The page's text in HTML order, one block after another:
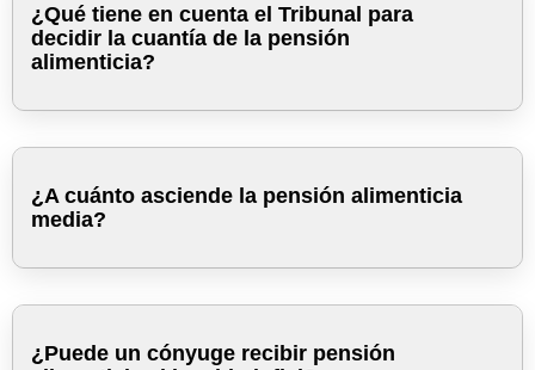
No tiene suficientes bienes personales, como bienes
inmuebles, ingresos, un coche y activos financieros,
Carece de la capacidad de obtener o mantener
un empleo.
No puede conseguir un empleo o ser autosuficiente por
relativamente largo.
la escolarización o el desarrollo profesional de su
¿Qué tiene en cuenta el Tribunal para
decidir la cuantía de la pensión
alimenticia?
¿A cuánto asciende la pensión alimenticia
media?
¿Puede un cónyuge recibir pensión